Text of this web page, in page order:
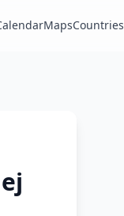
MapsCountries